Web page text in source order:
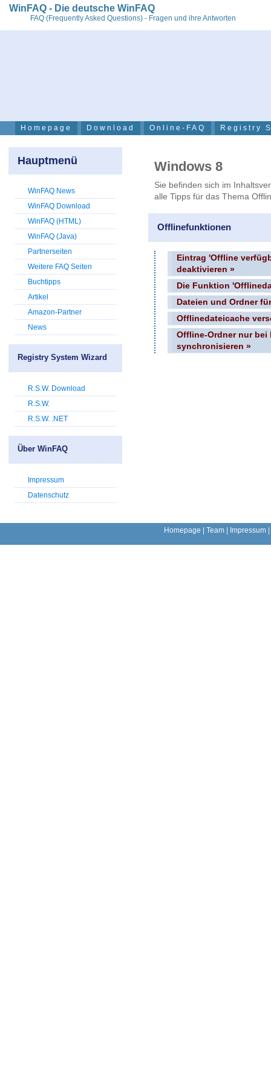
WinFAQ - Die deutsche WinFAQ
FAQ (Frequently Asked Questions) - Fragen und ihre Antworten
Homepage Download Online-FAQ Registry
Windows 8
Sie befinden sich im
alle Tipps für das Thema
Offlinefunktionen
Eintrag 'Offline
deaktivieren »
Die Funktion
Dateien und Ordner
Offlinedateicache
Offline-Ordner nur bei
synchronisieren »
Hauptmenü
WinFAQ News
WinFAQ Download
WinFAQ (HTML)
WinFAQ (Java)
Partnerseiten
Weitere FAQ Seiten
Buchtipps
Artikel
Amazon-Partner
News
Registry System Wizard
R.S.W. Download
R.S.W.
R.S.W. .NET
Über WinFAQ
Impressum
Datenschutz
Homepage Team| Impressum|